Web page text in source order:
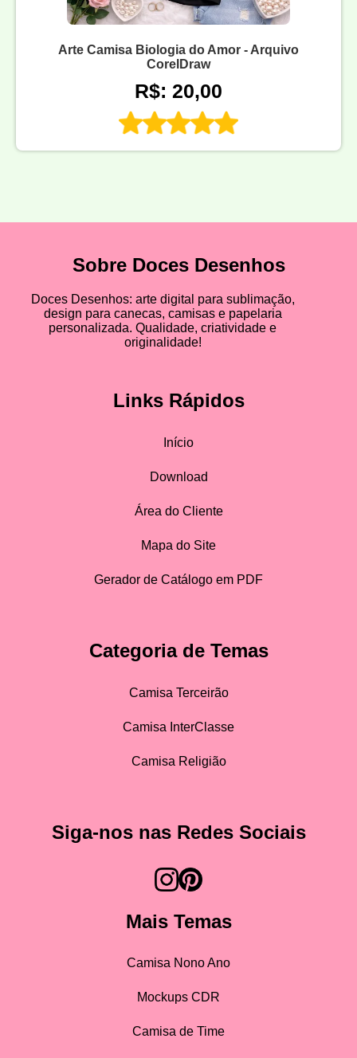
Arte Camisa Biologia do Amor - Arquivo
CorelDraw
R$: 20,00
Sobre Doces Desenhos
Doces Desenhos: arte digital para sublimação,
design para canecas, camisas e papelaria
personalizada. Qualidade, criatividade e
originalidade!
Links Rápidos
Início
Download
Área do Cliente
Mapa do Site
Gerador de Catálogo em PDF
Categoria de Temas
Camisa Terceirão
Camisa InterClasse
Camisa Religião
Siga-nos nas Redes Sociais
Mais Temas
Camisa Nono Ano
Mockups CDR
Camisa de Time